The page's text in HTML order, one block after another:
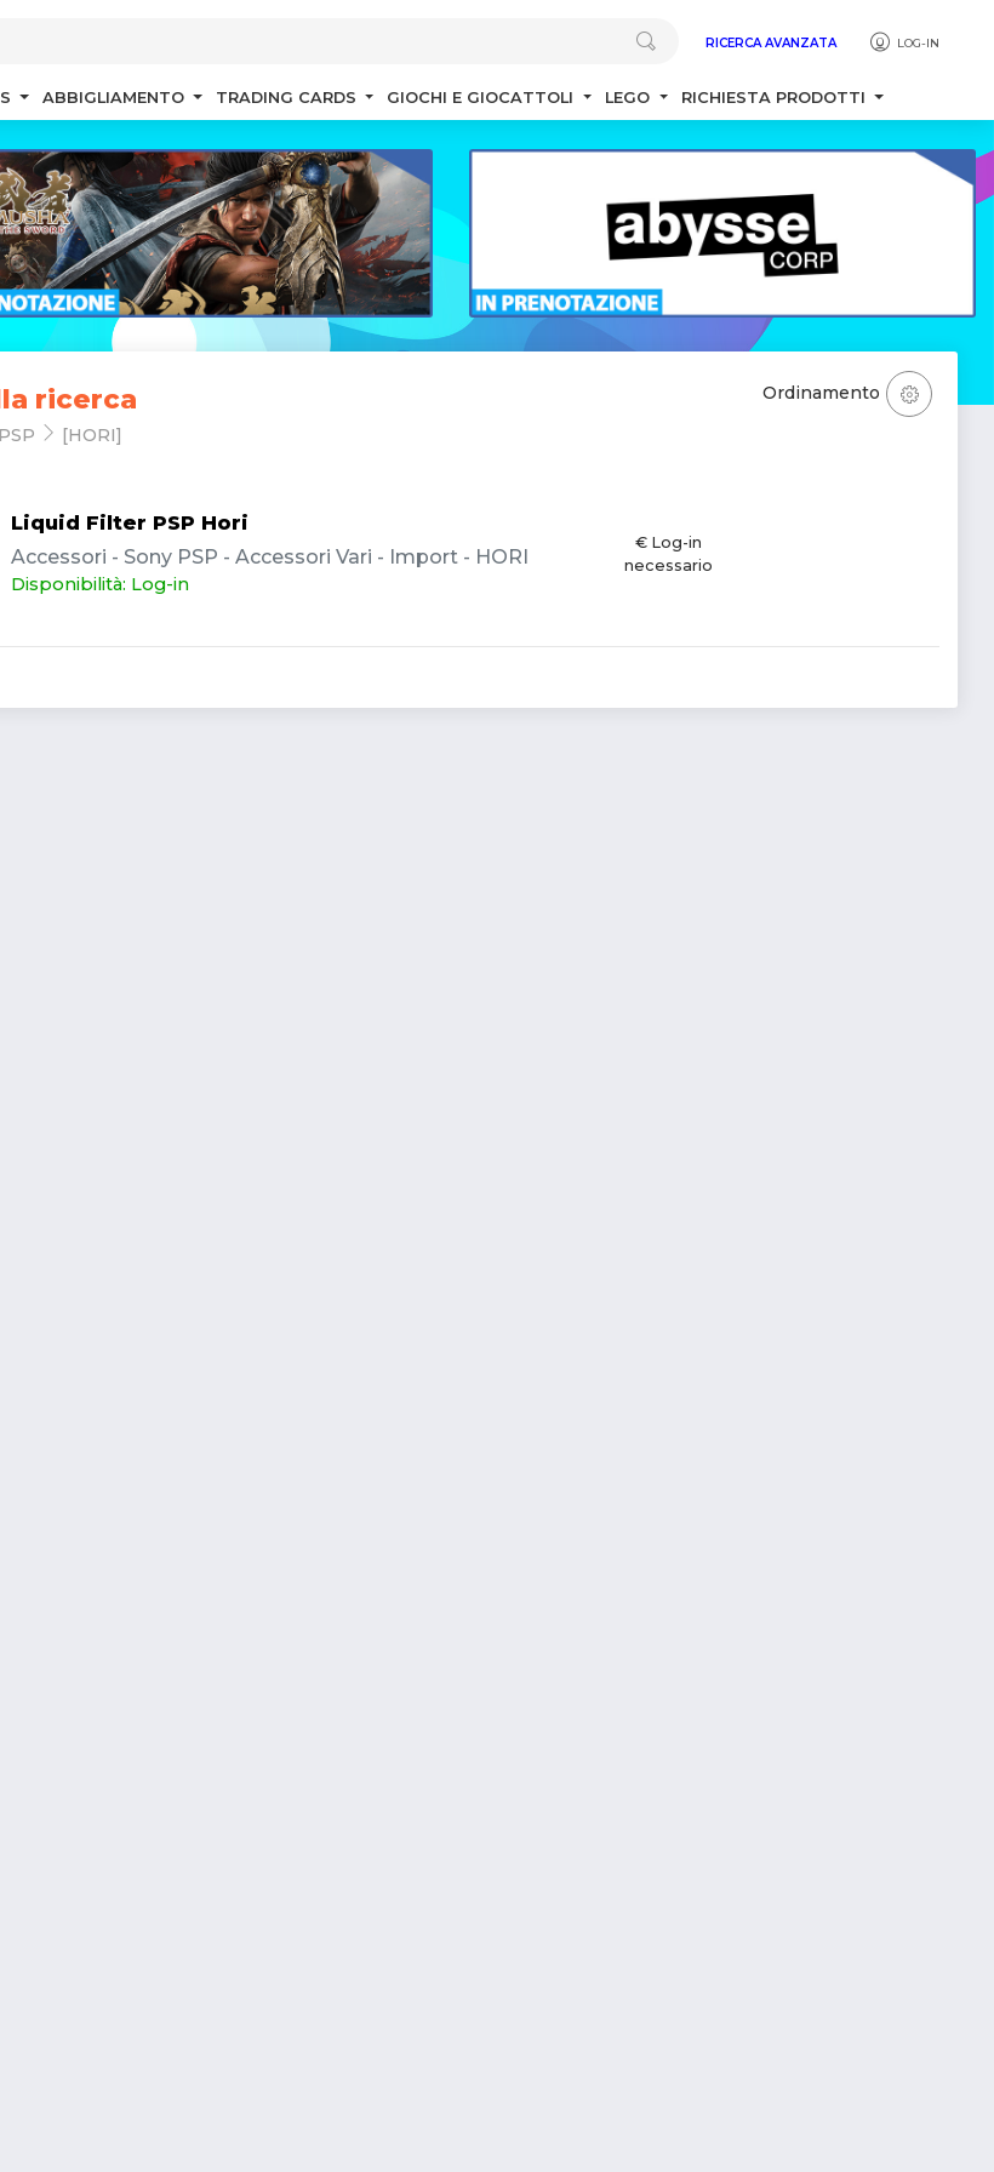
RICERCA AVANZATA LOG-IN
ABBIGLIAMENTO TRADING CARDS GIOCHI E GIOCATTOLI LEGO RICHIESTA PRODOTTI
ricerca
[HORI]
Ordinamento
Liquid Filter PSP Hori
Accessori - Sony PSP - Accessori Vari - Import - HORI
Disponibilità: Log-in
€ Log-in
necessario